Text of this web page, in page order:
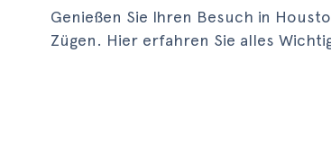
Genießen Sie Ihren Besuch in
Zügen. Hier erfahren Sie alles